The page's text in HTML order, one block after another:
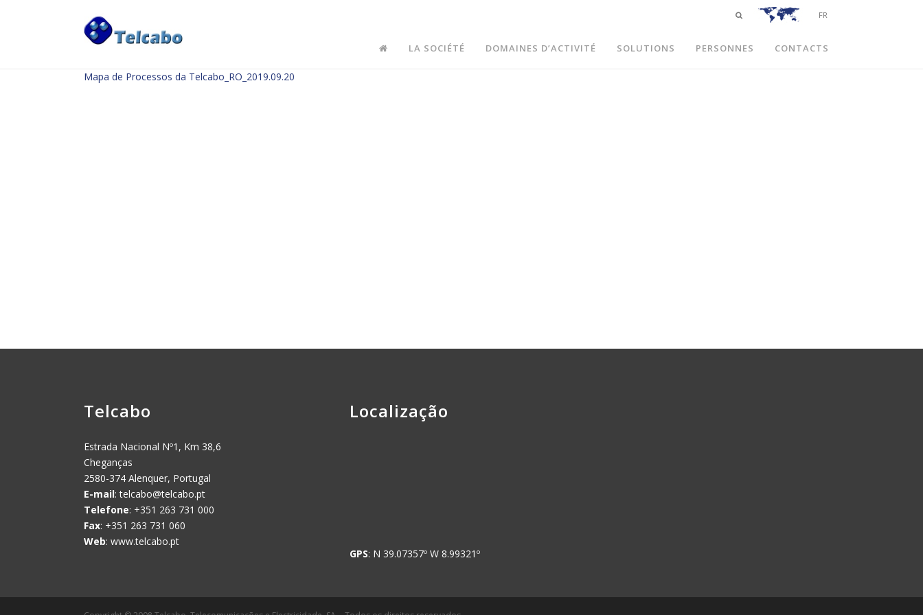
FR
LA SOCIÉTÉ DOMAINES D’ACTIVITÉ SOLUTIONS PERSONNES CONTACTS
LA SOCIÉTÉ
Mapa de Processos da Telcabo_RO_2019.09.20
Telcabo
Estrada Nacional Nº1, Km 38,6
Cheganças
2580-374 Alenquer, Portugal
E-mail:telcabo@telcabo.pt
Telefone: +351 263 731 000
Fax: +351 263 731 060
Web: www.telcabo.pt
Localização
GPS: N 39.07357º W 8.99321º